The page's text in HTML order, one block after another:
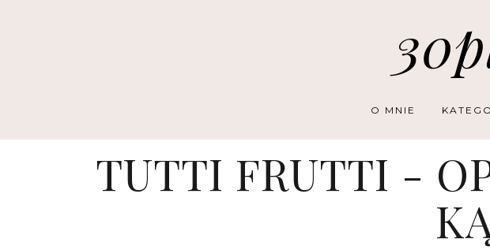
O MNIE
TUTTI FRUTTI -